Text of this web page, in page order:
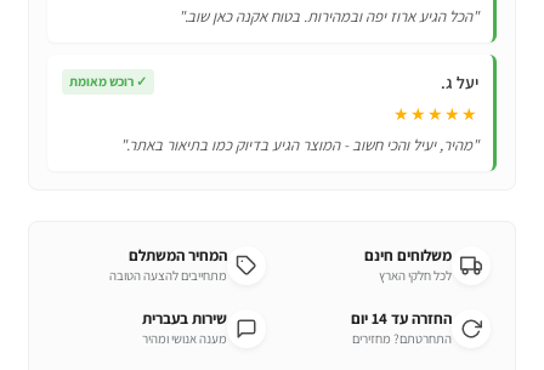
"הכל הגיע ארוז יפה ובמהירות. בטוח אקנה כאן שוב."
יעל ג. ✓ רוכש מאומת
★★★★★
"מהיר, יעיל והכי חשוב - המוצר הגיע בדיוק כמו בתיאור באתר."
משלוחים חינם
לכל חלקי הארץ
המחיר המשתלם
מתחייבים להצעה הטובה
החזרה עד 14 יום
התחרטתם? מחזירים
שירות בעברית
מענה אנושי ומהיר